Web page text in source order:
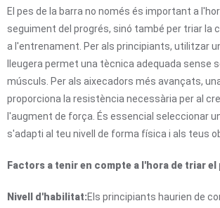
El pes de la barra no només és important a
seguiment del progrés, sinó també per triar la
a l'entrenament. Per als principiants, utilitzar
lleugera permet una tècnica adequada sense
músculs. Per als aixecadors més avançats,
proporciona la resistència necessària per al
l'augment de força. És essencial seleccionar
s'adapti al teu nivell de forma física i als teus
Factors a tenir en compte a l'hora de triar el
Nivell d'habilitat:Els principiants haurien de